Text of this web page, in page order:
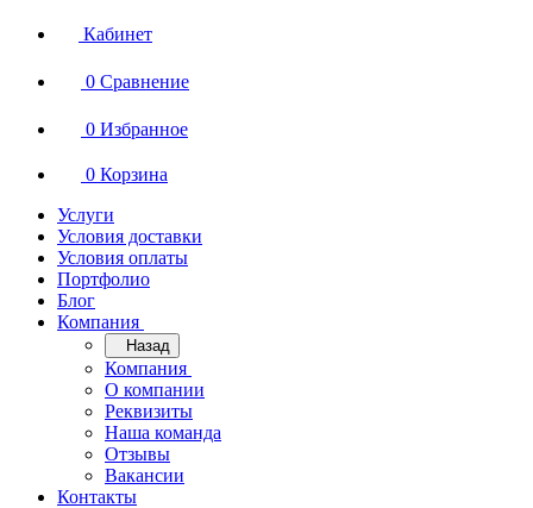
Кабинет
0 Сравнение
0 Избранное
0 Корзина
Услуги
Условия доставки
Условия оплаты
Портфолио
Блог
Компания
Назад
Компания
О компании
Реквизиты
Наша команда
Отзывы
Вакансии
Контакты